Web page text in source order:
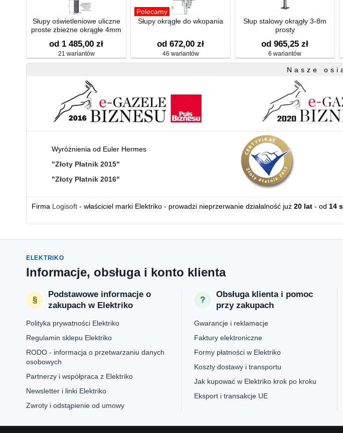
Słupy oświetleniowe uliczne
proste zbieżne okrągłe 4mm
od 1 485,00 zł
21 wariantów
Polecamy
Słupy okrągłe do wkopania
od 672,00 zł
46 wariantów
Słup stalowy okrągły 3-8m
prosty
od 965,25 zł
6 wariantów
Nasze
Wyróżnienia od Euler Hermes
"Złoty Płatnik 2015"
"Złoty Płatnik 2016"
Firma Logisoft - właściciel marki Elektriko - prowadzi nieprzerwanie działalność już 20 lat - od 14
ELEKTRIKO
Informacje, obsługa i konto klienta
Podstawowe informacje o
zakupach w Elektriko
Polityka prywatności Elektriko
Regulamin sklepu Elektriko
RODO - informacja o przetwarzaniu danych
osobowych
Partnerzy i współpraca z Elektriko
Newsletter i linki Elektriko
Zwroty i odstąpienie od umowy
Obsługa klienta i pomoc
przy zakupach
Gwarancje i reklamacje
Faktury elektroniczne
Formy płatności w Elektriko
Koszty dostawy i transportu
Jak kupować w Elektriko krok po kroku
Eksport i transakcje UE